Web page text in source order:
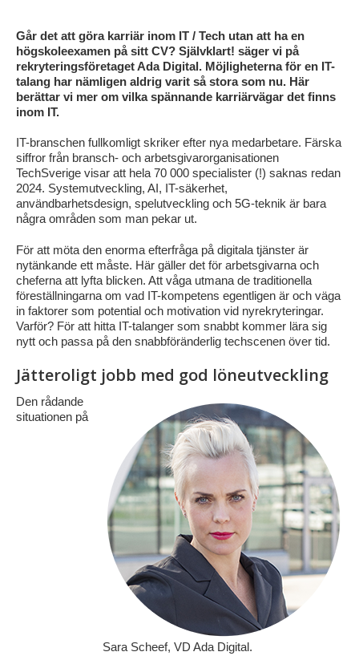
missa utveckling eller välja bort roller som bättre
matchar motivation och styrkor.
Genom att kartlägga roller kompetenser och nästa
steg kan du ta mer medvetna beslut och forma en IT
karriär som håller över tid.
Går det att göra karriär inom IT / Tech utan att ha en
högskoleexamen på sitt CV? Självklart! säger vi på
rekryteringsföretaget Ada Digital. Möjligheterna för en IT-
talang har nämligen aldrig varit så stora som nu. Här
berättar vi mer om vilka spännande karriärvägar det finns
inom IT.
IT-branschen fullkomligt skriker efter nya medarbetare. Färska
siffror från bransch- och arbetsgivarorganisationen
TechSverige visar att hela 70 000 specialister (!) saknas redan
2024. Systemutveckling, AI, IT-säkerhet,
användbarhetsdesign, spelutveckling och 5G-teknik är bara
några områden som man pekar ut.
För att möta den enorma efterfråga på digitala tjänster är
nytänkande ett måste. Här gäller det för arbetsgivarna och
cheferna att lyfta blicken. Att våga utmana de traditionella
föreställningarna om vad IT-kompetens egentligen är och väga
in faktorer som potential och motivation vid nyrekryteringar.
Varför? För att hitta IT-talanger som snabbt kommer lära sig
nytt och passa på den snabbföränderlig techscenen över tid.
Jätteroligt jobb med god löneutveckling
Sara Scheef, VD Ada Digital.
Den rådande
situationen på